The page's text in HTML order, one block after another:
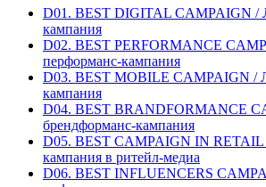
D01. BEST DIGITAL CAMPAIGN /
кампания
D02. BEST PERFORMANCE
перформанс-кампания
D03. BEST MOBILE CAMPAIGN /
кампания
D04. BEST BRANDFORMANCE
брендформанс-кампания
D05. BEST CAMPAIGN IN
кампания в ритейл-медиа
D06. BEST INFLUENCERS